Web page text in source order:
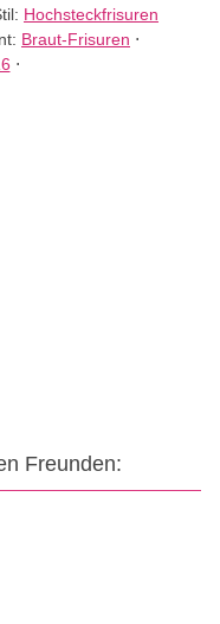
Hochsteckfrisuren
Braut-Frisuren ⋅
⋅
Freunden: